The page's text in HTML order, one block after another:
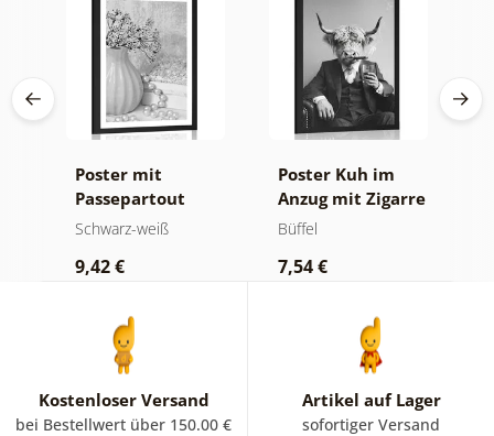
Poster mit
Passepartout
Luxuriöses
Schwarz-Weiß
Schwarz-weiß
9,42 €
Poster Kuh im
Anzug mit Zigarre
und Whiskey
Büffel
7,54 €
Kostenloser Versand
bei Bestellwert über 150.00 €
Artikel auf Lager
sofortiger Versand